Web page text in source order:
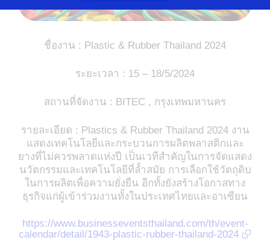
ชื่องาน : Plastic & Rubber Thailand 2024
ระยะเวลา : 15 – 18/5/2024
สถานที่จัดงาน : BITEC , กรุงเทพมหานคร
รายละเอียด : Plastics & Rubber Thailand 2024 งาน
แสดงเทคโนโลยีและกระบวนการผลิตพลาสติกและ
ยางที่ไม่ควรพลาดแห่งปี เป็นเวทีสำคัญในการจัดแสดง
นวัตกรรมและเทคโนโลยีที่ล้ำสมัย การเลือกใช้วัตถุดิบ
ในการผลิตเพื่อความยั่งยืน อีกทั้งยังสร้างโอกาสทาง
ธุรกิจแก่ผู้เข้าร่วมงานทั้งในประเทศไทยและอาเซียน
https://www.businesseventsthailand.com/th/event-
calendar/detail/1943-plastic-rubber-thailand-2024